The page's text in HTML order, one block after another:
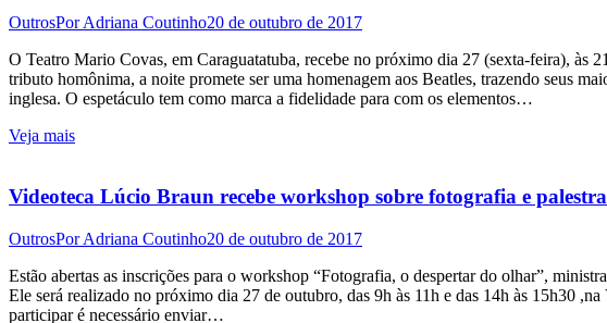
OutrosPorAdriana Coutinho20 de outubro de 2017
O Teatro Mario Covas, em Caraguatatuba, recebe no próximo dia 27 (sexta-feira), às
tributo homônima, a noite promete ser uma homenagem aos Beatles, trazendo seus
inglesa. O espetáculo tem como marca a fidelidade para com os elementos…
Veja mais
Videoteca Lúcio Braun recebe workshop sobre fotografia e
OutrosPorAdriana Coutinho20 de outubro de 2017
Estão abertas as inscrições para o workshop “Fotografia, o despertar do olhar”,
Ele será realizado no próximo dia 27 de outubro, das 9h às 11h e das 14h às 15h30
participar é necessário enviar…